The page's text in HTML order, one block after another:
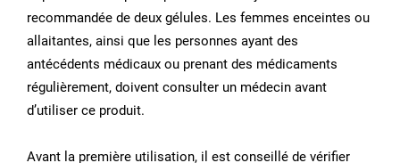
recommandée de deux gélules. Les femmes enceintes ou
allaitantes, ainsi que les personnes ayant des
antécédents médicaux ou prenant des médicaments
régulièrement, doivent consulter un médecin avant
d’utiliser ce produit.
Avant la première utilisation, il est conseillé de vérifier